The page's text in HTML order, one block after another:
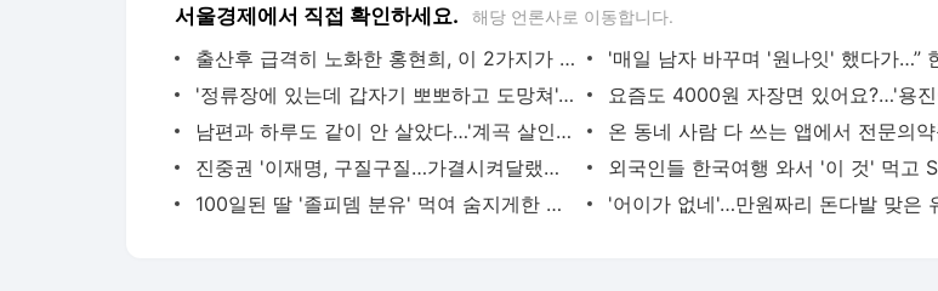
서울경제에서 직접 확인하세요. 해당 언론사로 이동합니다.
출산후 급격히 노화한 홍현희, 이 2가지가 문제였다는데
'정류장에 있는데 갑자기 뽀뽀하고 도망쳐'…30대女 기습 뽀뽀 왜
남편과 하루도 같이 안 살았다…'계곡 살인' 이은해의 진짜 얼굴
진중권 '이재명, 구질구질…가결시켜달랬으면 부결됐을 것'
100일된 딸 '졸피뎀 분유' 먹여 숨지게한 친부…'실수다' 항변했지만